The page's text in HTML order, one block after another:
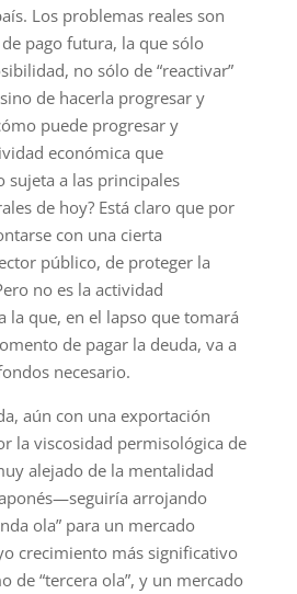
Los problemas reales son
pago futura, la que sólo
no sólo de “reactivar”
de hacerla progresar y
puede progresar y
económica que
sujeta a las principales
de hoy? Está claro que por
con una cierta
público, de proteger la
no es la actividad
la que, en el lapso que tomará
de pagar la deuda, va a
necesario.
aún con una exportación
la viscosidad permisológica de
alejado de la mentalidad
arrojando
ola” para un mercado
crecimiento más significativo
de “tercera ola”, y un mercado